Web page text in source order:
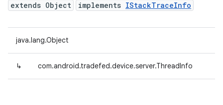
extends Object
implements IStackTraceInfo
java.lang.Object
↳ com.android.tradefed.device.server.ThreadInfo